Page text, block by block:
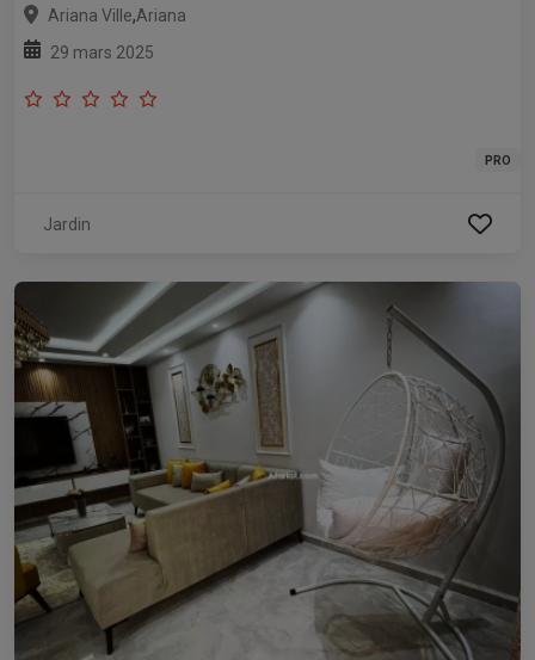
Ariana Ville,Ariana
29 mars 2025
PRO
Jardin